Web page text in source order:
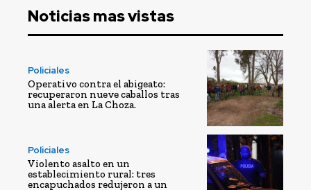
Noticias mas vistas
Policiales
Operativo contra el abigeato:
recuperaron nueve caballos tras
una alerta en La Choza.
Policiales
Violento asalto en un
establecimiento rural: tres
encapuchados redujeron a un